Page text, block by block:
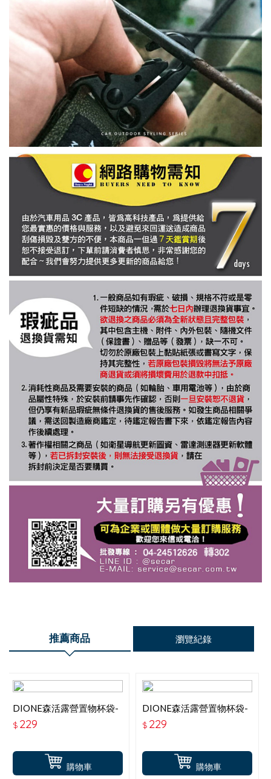
推薦商品 瀏覽紀錄
購物車
DIONE森活露營置物杯袋-
軍綠
$ 229
購物車
DIONE森活露營置物杯袋-
卡其
$ 229